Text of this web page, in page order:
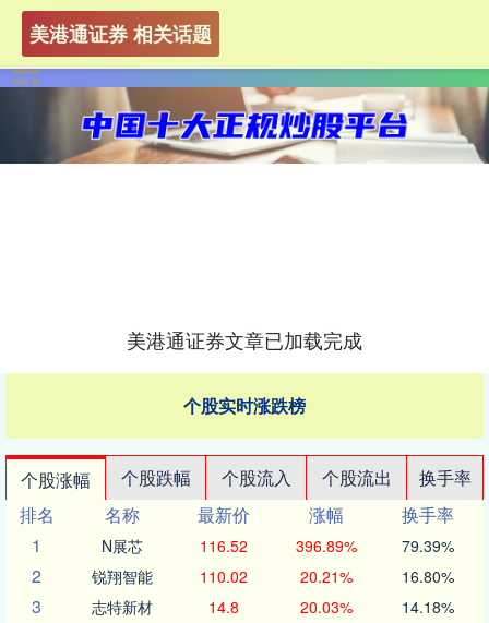
美港通证券 相关话题
美港通证券文章已加载完成
个股实时涨跌榜
个股涨幅 个股跌幅 个股流入 个股流出
换手率
排名
名称 最新价 涨幅
换手率
1
N展芯 116.52 396.89% 79.39%
2 锐翔智能 110.02 20.21% 16.80%
3 志特新材 14.8 20.03% 14.18%